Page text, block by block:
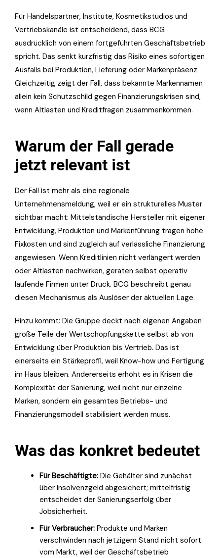
Für Handelspartner, Institute, Kosmetikstudios und
Vertriebskanäle ist entscheidend, dass BCG
ausdrücklich von einem fortgeführten Geschäftsbetrieb
spricht. Das senkt kurzfristig das Risiko eines sofortigen
Ausfalls bei Produktion, Lieferung oder Markenpräsenz.
Gleichzeitig zeigt der Fall, dass bekannte Markennamen
allein kein Schutzschild gegen Finanzierungskrisen sind,
wenn Altlasten und Kreditfragen zusammenkommen.
Warum der Fall gerade
jetzt relevant ist
Der Fall ist mehr als eine regionale
Unternehmensmeldung, weil er ein strukturelles Muster
sichtbar macht: Mittelständische Hersteller mit eigener
Entwicklung, Produktion und Markenführung tragen hohe
Fixkosten und sind zugleich auf verlässliche Finanzierung
angewiesen. Wenn Kreditlinien nicht verlängert werden
oder Altlasten nachwirken, geraten selbst operativ
laufende Firmen unter Druck. BCG beschreibt genau
diesen Mechanismus als Auslöser der aktuellen Lage.
Hinzu kommt: Die Gruppe deckt nach eigenen Angaben
große Teile der Wertschöpfungskette selbst ab von
Entwicklung über Produktion bis Vertrieb. Das ist
einerseits ein Stärkeprofil, weil Know-how und Fertigung
im Haus bleiben. Andererseits erhöht es in Krisen die
Komplexität der Sanierung, weil nicht nur einzelne
Marken, sondern ein gesamtes Betriebs- und
Finanzierungsmodell stabilisiert werden muss.
Was das konkret bedeutet
Für Beschäftigte: Die Gehälter sind zunächst
über Insolvenzgeld abgesichert; mittelfristig
entscheidet der Sanierungserfolg über
Jobsicherheit.
Für Verbraucher: Produkte und Marken
verschwinden nach jetzigem Stand nicht sofort
vom Markt, weil der Geschäftsbetrieb